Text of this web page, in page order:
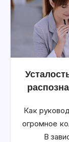
Как
огромное
В